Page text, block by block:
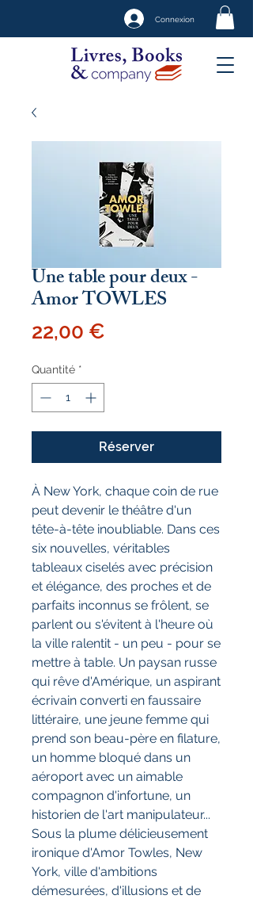
Connexion
Une table pour deux -
Amor TOWLES
22,00 €
Quantité *
Réserver
À New York, chaque coin de rue
peut devenir le théâtre d'un
tête-à-tête inoubliable. Dans ces
six nouvelles, véritables
tableaux ciselés avec précision
et élégance, des proches et de
parfaits inconnus se frôlent, se
parlent ou s'évitent à l'heure où
la ville ralentit - un peu - pour se
mettre à table. Un paysan russe
qui rêve d'Amérique, un aspirant
écrivain converti en faussaire
littéraire, une jeune femme qui
prend son beau-père en filature,
un homme bloqué dans un
aéroport avec un aimable
compagnon d'infortune, un
historien de l'art manipulateur...
Sous la plume délicieusement
ironique d'Amor Towles, New
York, ville d'ambitions
démesurées, d'illusions et de